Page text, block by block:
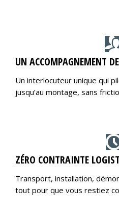
UN ACCOMPAGNEMENT
Un interlocuteur unique qui
jusqu’au montage, sans
ZÉRO CONTRAINTE
Transport, installation,
tout pour que vous restiez